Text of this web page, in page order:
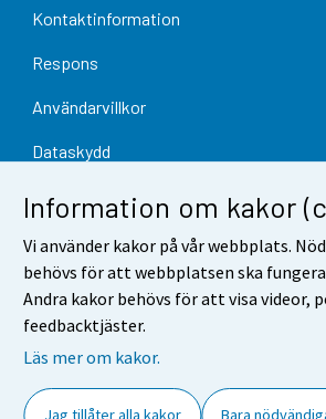
Information om kakor
Vi använder kakor på vår webbplats.
behövs för att webbplatsen ska
Andra kakor behövs för att visa videor,
feedbacktjäster.
Läs mer om kakor.
Jag tillåter alla kakor Bara
Kontaktinformation
Respons
Användarvillkor
Dataskydd
Tillgänglighet
Information om webbplatsen
Cookie-inställningar